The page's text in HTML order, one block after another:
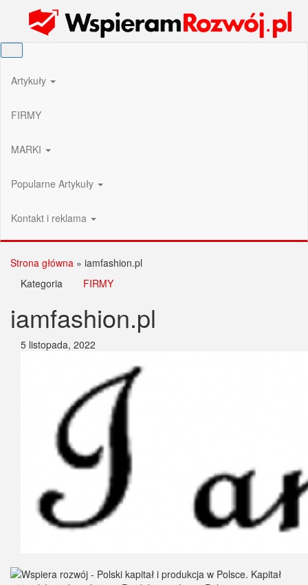
Wspieram Rozwój PL
Artykuły
FIRMY
MARKI
Popularne Artykuły
Kontakt i reklama
Strona główna » iamfashion.pl
Kategoria
FIRMY
iamfashion.pl
5 listopada, 2022